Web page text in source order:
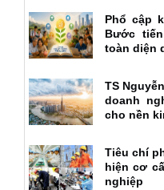
Phổ cập
Bước
TS
doanh
cho nền
Tiêu chí
hiện cơ
nghiệp